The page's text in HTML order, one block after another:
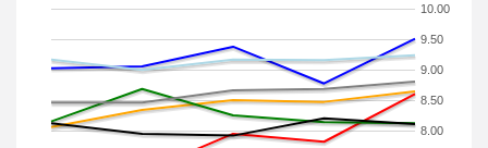
8.00
8.50
9.00
9.50
10.00